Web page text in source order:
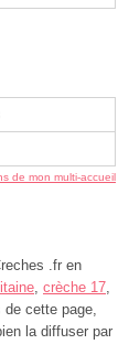
de mon multi-accueil
.fr en
, crèche 17,
cette page,
la diffuser par